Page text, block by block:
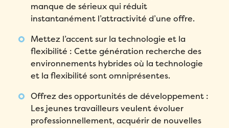
manque de sérieux qui réduit
instantanément l’attractivité d’une offre.
Mettez l’accent sur la technologie et la
flexibilité : Cette génération recherche des
environnements hybrides où la technologie
et la flexibilité sont omniprésentes.
Offrez des opportunités de développement :
Les jeunes travailleurs veulent évoluer
professionnellement, acquérir de nouvelles